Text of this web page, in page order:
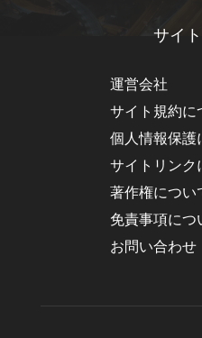
サイ
運営会社
サイト規約に
個人情報保護
サイトリンク
著作権につい
免責事項につ
お問い合わせ